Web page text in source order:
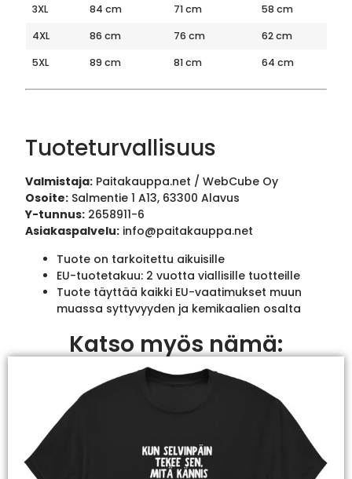
3XL
84 cm 71 cm
58 cm
4XL
86 cm 76 cm
62 cm
5XL
89 cm 81 cm 64 cm
Tuoteturvallisuus
Valmistaja: Paitakauppa.net / WebCube Oy
Osoite: Salmentie 1 A13, 63300 Alavus
Y-tunnus: 2658911-6
Asiakaspalvelu: info@paitakauppa.net
Tuote on tarkoitettu aikuisille
EU-tuotetakuu: 2 vuotta viallisille tuotteille
Tuote täyttää kaikki EU-vaatimukset muun
muassa syttyvyyden ja kemikaalien osalta
Katso myös nämä: